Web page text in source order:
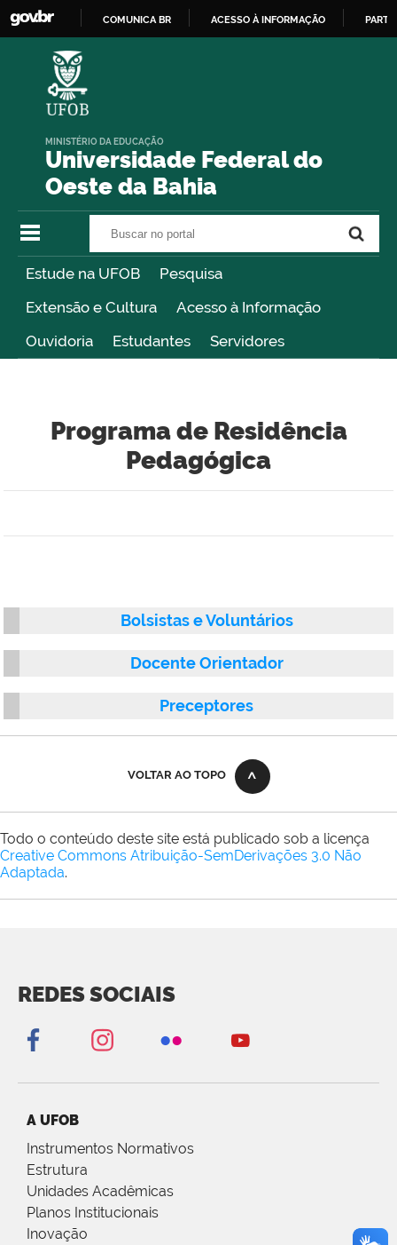
COMUNICA BR ACESSO À INFORMAÇÃO
Universidade Federal do
Oeste da Bahia
MINISTÉRIO DA EDUCAÇÃO
Estude na UFOB
Pesquisa
Extensão e Cultura
Acesso à Informação
Ouvidoria
Estudantes Servidores
Programa de Residência
Pedagógica
Bolsistas e Voluntários
Docente Orientador
Preceptores
VOLTAR AO TOPO
Todo o conteúdo deste site está publicado sob a licença
Creative Commons Atribuição-SemDerivações 3.0 Não
Adaptada.
REDES SOCIAIS
A UFOB
Instrumentos Normativos
Estrutura
Unidades Acadêmicas
Planos Institucionais
Inovação